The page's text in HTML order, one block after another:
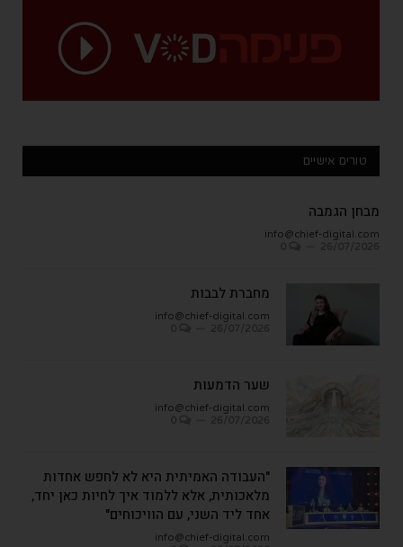
טורים אישיים
מבחן הגמבה
info@chief-digital.com
מחברת לבבות
info@chief-digital.com
שער הדמעות
info@chief-digital.com
"העבודה האמיתית היא לא לחפש אחדות
מלאכותית, אלא ללמוד איך לחיות כאן יחד,
אחד ליד השני, עם הוויכוחים"
info@chief-digital.com